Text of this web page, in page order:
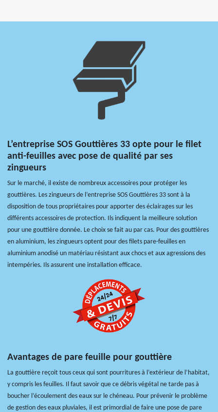
L’entreprise SOS Gouttières 33 opte pour le filet
anti-feuilles avec pose de qualité par ses
zingueurs
Sur le marché, il existe de nombreux accessoires pour protéger les
gouttières. Les zingueurs de l’entreprise SOS Gouttières 33 sont à la
disposition de tous propriétaires pour apporter des éclairages sur les
différents accessoires de protection. Ils indiquent la meilleure solution
pour une gouttière donnée. Le choix se fait au par cas. Pour des gouttières
en aluminium, les zingueurs optent pour des filets pare-feuilles en
aluminium anodisé un matériau résistant aux chocs et aux agressions des
intempéries. Ils assurent une installation efficace.
Avantages de pare feuille pour gouttière
La gouttière reçoit tous ceux qui sont pourritures à l’extérieur de l’habitat,
y compris les feuilles. Il faut savoir que ce débris végétal ne tarde pas à
boucher l’écoulement des eaux sur le chéneau. Pour prévenir le problème
de gestion des eaux pluviales, il est primordial de faire une pose de pare